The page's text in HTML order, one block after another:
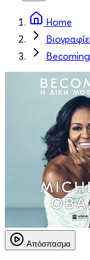
Home
Απόσπασμα